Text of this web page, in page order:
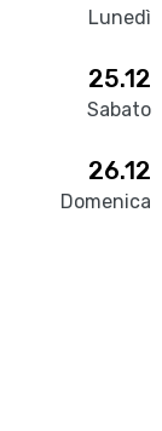
Lunedì
25.12
Sabato
26.12
Domenica